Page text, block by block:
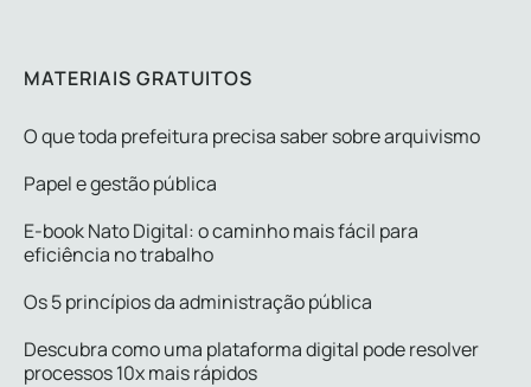
MATERIAIS GRATUITOS
O que toda prefeitura precisa saber sobre arquivismo
Papel e gestão pública
E-book Nato Digital: o caminho mais fácil para
eficiência no trabalho
Os 5 princípios da administração pública
Descubra como uma plataforma digital pode resolver
processos 10x mais rápidos